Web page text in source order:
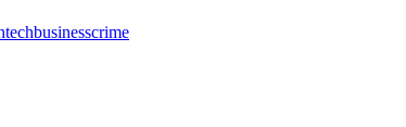
techbusinesscrime